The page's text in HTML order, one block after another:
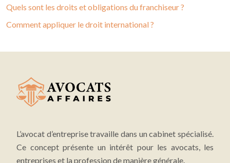
Quels sont les droits et obligations du franchiseur ?
Comment appliquer le droit international ?
L’avocat d’entreprise travaille dans un cabinet spécialisé.
Ce concept présente un intérêt pour les avocats, les
entreprises et la profession de manière générale.